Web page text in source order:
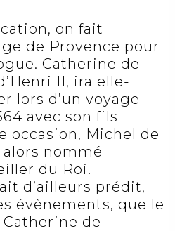
on fait
de Provence pour
Catherine de
II, ira elle-
lors d’un voyage
avec son fils
occasion, Michel de
nommé
du Roi.
d’ailleurs prédit,
évènements, que le
de